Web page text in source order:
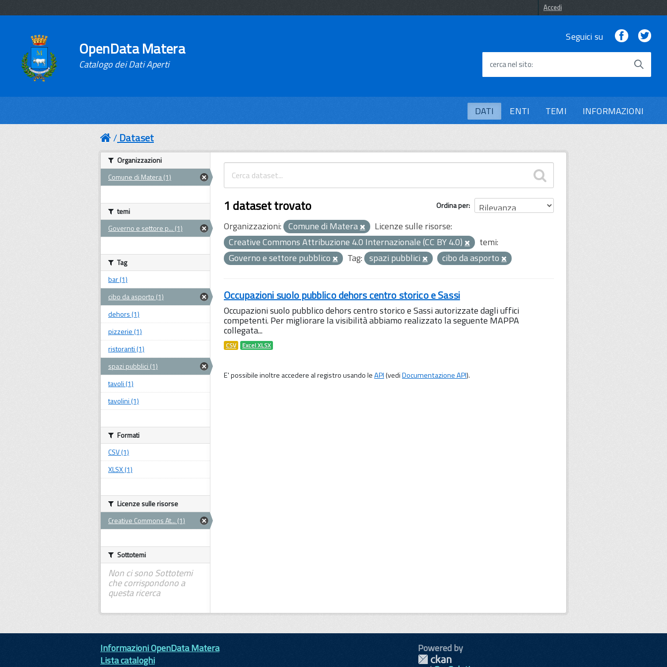
Accedi
OpenData Matera
Catalogo dei Dati Aperti
Seguici su Facebook
cerca nel sito
DATI ENTI TEMI INFORMAZIONI
Dataset
Ordina per
1 dataset trovato
Organizzazioni: Comune di Matera
Licenze sulle risorse:
Creative Commons Attribuzione 4.0 Internazionale (CC BY 4.0)
temi:
Governo e settore pubblico
Tag: spazi pubblici cibo da asporto
Occupazioni suolo pubblico dehors centro storico e Sassi
Occupazioni suolo pubblico dehors centro storico e Sassi autorizzate dagli uffici
competenti. Per migliorare la visibilità abbiamo realizzato la seguente MAPPA
collegata...
CSV Excel XLSX
E' possibile inoltre accedere al registro usando leAPI(vediDocumentazione API).
Organizzazioni
Comune di Matera (1)
temi
Governo e settore p... (1)
Tag
bar (1)
cibo da asporto (1)
dehors (1)
pizzerie (1)
ristoranti (1)
spazi pubblici (1)
tavoli (1)
tavolini (1)
Formati
CSV (1)
XLSX (1)
Licenze sulle risorse
Creative Commons At... (1)
Sottotemi
Non ci sono Sottotemi
che corrispondono a
questa ricerca
Informazioni OpenData Matera
Lista cataloghi
Powered by